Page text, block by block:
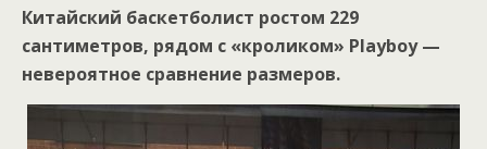
Китайский баскетболист ростом 229
сантиметров, рядом с «кроликом» Playboy —
невероятное сравнение размеров.